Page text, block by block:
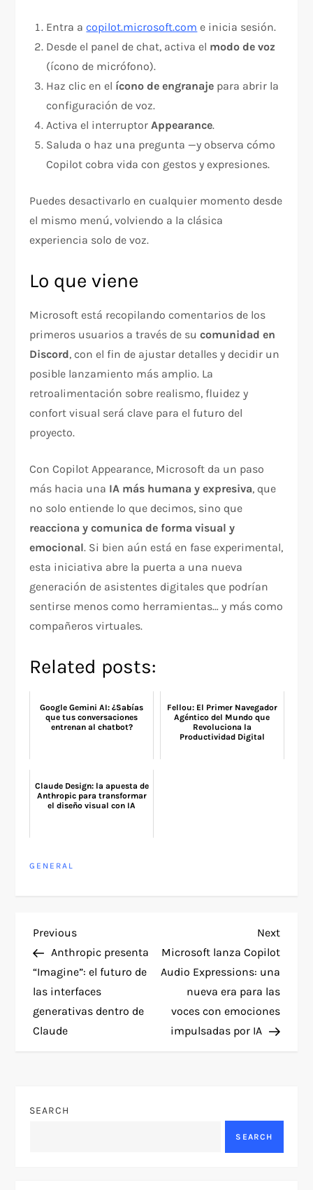
Entra acopilot.microsoft.com e inicia sesión.
Desde el panel de chat, activa el modo de voz
(ícono de micrófono).
Haz clic en el ícono de engranaje para abrir la
configuración de voz.
Activa el interruptorAppearance.
Saluda o haz una pregunta —y observa cómo
Copilot cobra vida con gestos y expresiones.
Puedes desactivarlo en cualquier momento desde
el mismo menú, volviendo a la clásica
experiencia solo de voz.
Lo que viene
Microsoft está recopilando comentarios de los
primeros usuarios a través de sucomunidad en
Discord, con el fin de ajustar detalles y decidir un
posible lanzamiento más amplio. La
retroalimentación sobre realismo, fluidez y
confort visual será clave para el futuro del
proyecto.
Con Copilot Appearance, Microsoft da un paso
más hacia una IA más humana y expresiva, que
no solo entiende lo que decimos, sino que
reacciona y comunica de forma visual y
emocional. Si bien aún está en fase experimental,
esta iniciativa abre la puerta a una nueva
generación de asistentes digitales que podrían
sentirse menos como herramientas… y más como
compañeros virtuales.
Related posts:
Google Gemini AI: ¿Sabías
que tus conversaciones
entrenan al chatbot?
Fellou: El Primer Navegador
Agéntico del Mundo que
Revoluciona la
Productividad Digital
Claude Design: la apuesta de
Anthropic para transformar
el diseño visual con IA
GENERAL
P
o
s
t
a
Previous
Post
Previous
Anthropic presenta
“Imagine”: el futuro de
las interfaces
generativas dentro de
Claude
Next
Post
Next
Microsoft lanza Copilot
Audio Expressions: una
nueva era para las
voces con emociones
impulsadas por IA
SEARCH
SEARCH